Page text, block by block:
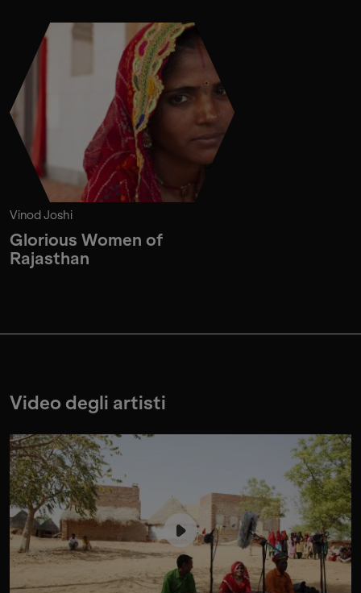
Vinod Joshi
Glorious Women of
Rajasthan
Video degli artisti